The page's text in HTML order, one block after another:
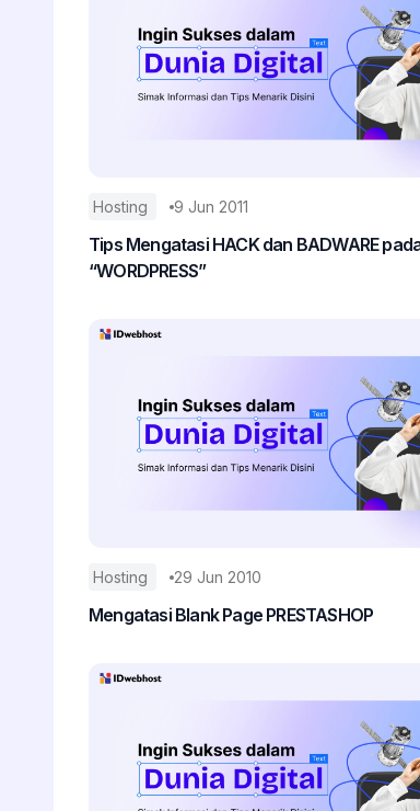
Hosting 9 Jun 2011
Tips Mengatasi HACK dan BADWARE
“WORDPRESS”
Hosting 29 Jun 2010
Mengatasi Blank Page PRESTASHOP